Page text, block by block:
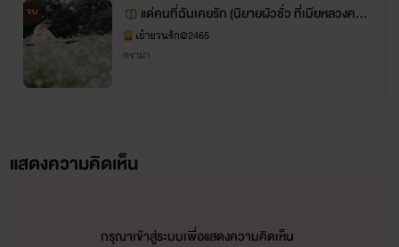
จบ
แด่คนที่ฉันเคยรัก (นิยายผัวชั่ว ที่เมียหลวงควร
อ่าน) 20++ โหดนะบอกไว้ก่อน
เย้ายวนรัก@2465
ดราม่า
แสดงความคิดเห็น
กรุณาเข้าสู่ระบบเพื่อแสดงความคิดเห็น